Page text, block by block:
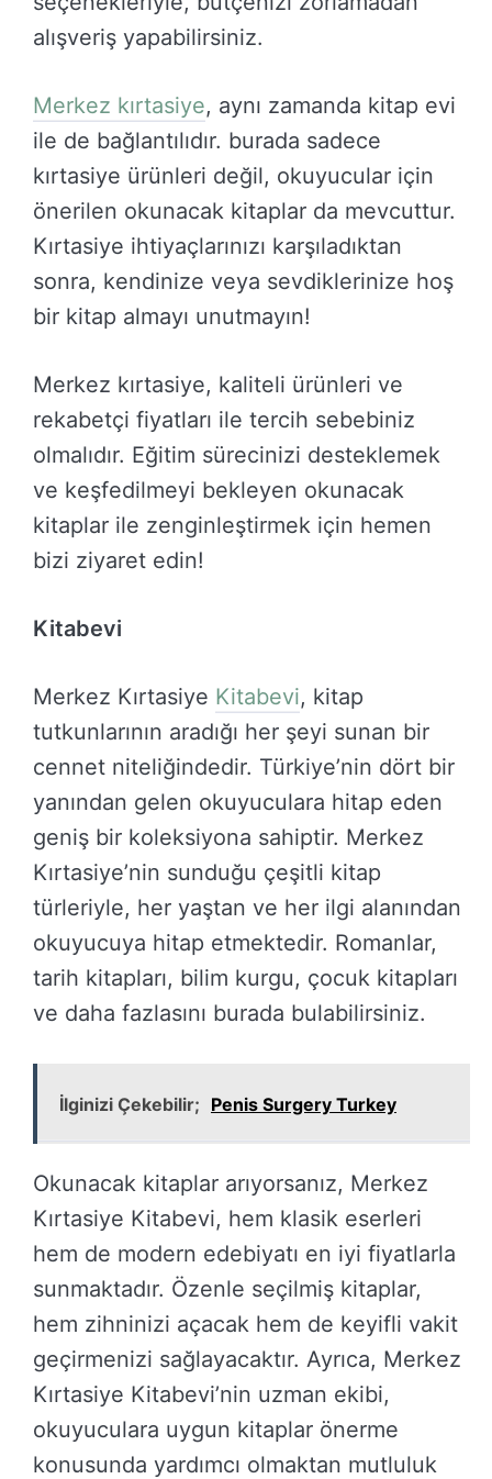
alışveriş yapabilirsiniz.
Merkez kırtasiye, aynı zamanda kitap evi
ile de bağlantılıdır. burada sadece
kırtasiye ürünleri değil, okuyucular için
önerilen okunacak kitaplar da mevcuttur.
Kırtasiye ihtiyaçlarınızı karşıladıktan
sonra, kendinize veya sevdiklerinize hoş
bir kitap almayı unutmayın!
Merkez kırtasiye, kaliteli ürünleri ve
rekabetçi fiyatları ile tercih sebebiniz
olmalıdır. Eğitim sürecinizi desteklemek
ve keşfedilmeyi bekleyen okunacak
kitaplar ile zenginleştirmek için hemen
bizi ziyaret edin!
Kitabevi
Merkez Kırtasiye Kitabevi, kitap
tutkunlarının aradığı her şeyi sunan bir
cennet niteliğindedir. Türkiye’nin dört bir
yanından gelen okuyuculara hitap eden
geniş bir koleksiyona sahiptir. Merkez
Kırtasiye’nin sunduğu çeşitli kitap
türleriyle, her yaştan ve her ilgi alanından
okuyucuya hitap etmektedir. Romanlar,
tarih kitapları, bilim kurgu, çocuk kitapları
ve daha fazlasını burada bulabilirsiniz.
İlginizi Çekebilir; Penis Surgery Turkey
Okunacak kitaplar arıyorsanız, Merkez
Kırtasiye Kitabevi, hem klasik eserleri
hem de modern edebiyatı en iyi fiyatlarla
sunmaktadır. Özenle seçilmiş kitaplar,
hem zihninizi açacak hem de keyifli vakit
geçirmenizi sağlayacaktır. Ayrıca, Merkez
Kırtasiye Kitabevi’nin uzman ekibi,
okuyuculara uygun kitaplar önerme
konusunda yardımcı olmaktan mutluluk